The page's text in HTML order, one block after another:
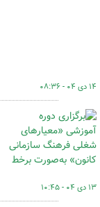
۱۴ دی ۰۴ - ۰۸:۳۶
۱۳ دی ۰۴ - ۱۰:۴۵